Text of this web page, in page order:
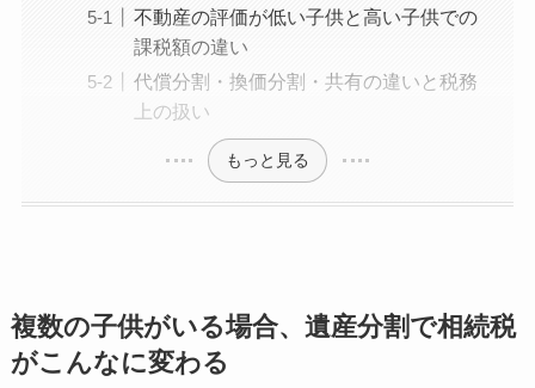
不動産の評価が低い子供と高い子供での
課税額の違い
代償分割・換価分割・共有の違いと税務
上の扱い
もっと見る
複数の子供がいる場合、遺産分割で相続税
がこんなに変わる